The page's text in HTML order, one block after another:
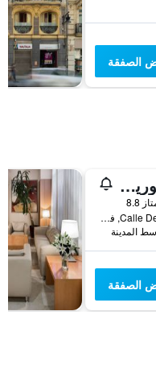
الصفقة
هوتل كونكوريدور
8.8
Calle De Cervantes, 7-9, فالنسيا, منطقة بلنسية, أسبانيا
الصفقة